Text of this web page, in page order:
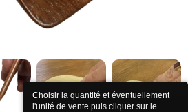
Choisir la quantité et éventuellement
l'unité de vente puis cliquer sur le